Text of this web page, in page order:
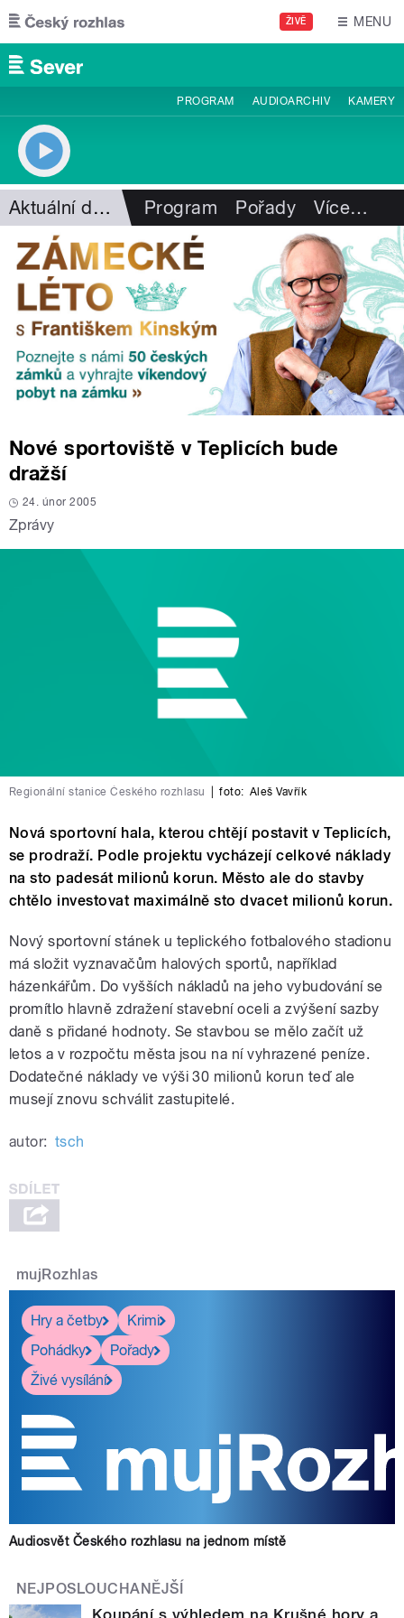
Přejít k hlavnímu obsahu
ŽIVĚ MENU
PROGRAM AUDIOARCHIV KAMERY
Aktuální dění Program Pořady Více…
Nové sportoviště v Teplicích bude
dražší
24. únor 2005
Zprávy
Regionální stanice Českého rozhlasu foto: Aleš Vavřík
Nová sportovní hala, kterou chtějí postavit v Teplicích,
se prodraží. Podle projektu vycházejí celkové náklady
na sto padesát milionů korun. Město ale do stavby
chtělo investovat maximálně sto dvacet milionů korun.
Nový sportovní stánek u teplického fotbalového stadionu
má složit vyznavačům halových sportů, například
házenkářům. Do vyšších nákladů na jeho vybudování se
promítlo hlavně zdražení stavební oceli a zvýšení sazby
daně s přidané hodnoty. Se stavbou se mělo začít už
letos a v rozpočtu města jsou na ní vyhrazené peníze.
Dodatečné náklady ve výši 30 milionů korun teď ale
musejí znovu schválit zastupitelé.
autor: tsch
mujRozhlas
Hry a četby
Krimi
Pohádky
Pořady
Živé vysílání
Audiosvět Českého rozhlasu na jednom místě
NEJPOSLOUCHANĚJŠÍ